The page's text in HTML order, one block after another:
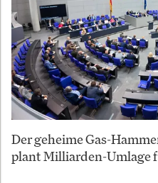
Der geheime Gas-
plant Milliarden-Umlage